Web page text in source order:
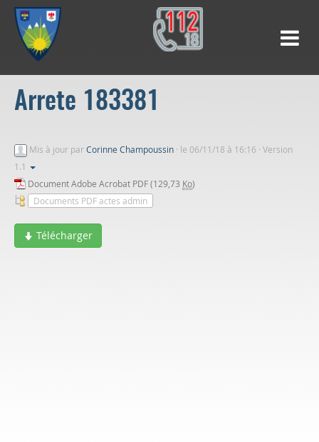
Arrete 183381
Mis à jour parCorinne Champoussin · le 06/11/18 à 16:16 · Version
1.1
Document Adobe Acrobat PDF (129,73 Ko)
Documents PDF actes admin
Télécharger